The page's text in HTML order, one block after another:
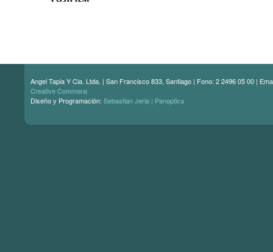
Angel Tapia Y Cia. Ltda. | San Francisco 833, Santiago | Fono: 2 2496 05 00 |
Creative Commons
Diseño y Programación: Sebastian Jeria | Panoptica